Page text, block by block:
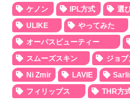
ケノン IPL方式 選
ULIKE
やってみた
オーパスビューティー
スムーズスキン
ジョブ
Ni Zmir
LAVIE
フィリップス
THR方